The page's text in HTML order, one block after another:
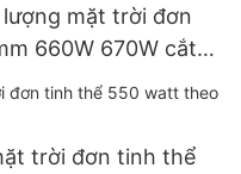
mặt trời đơn
660W 670W cắt
trời đơn tinh thể